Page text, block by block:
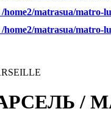
/home2/matrasua/matro-
/home2/matrasua/matro-
/